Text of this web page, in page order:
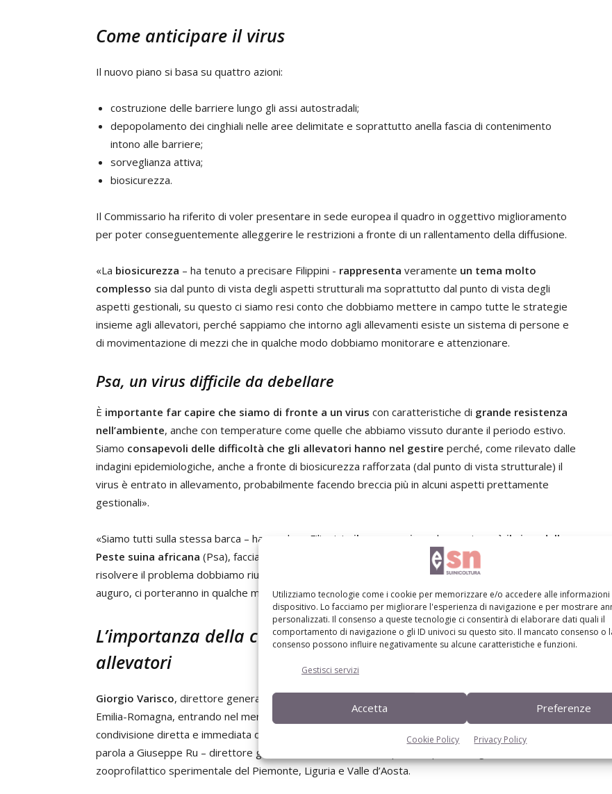
Utilizziamo tecnologie come i cookie per memorizzare e/o accedere alle informazioni
dispositivo. Lo facciamo per migliorare l'esperienza di navigazione e per mostrare
personalizzati. Il consenso a queste tecnologie ci consentirà di elaborare dati quali il
comportamento di navigazione o gli ID univoci su questo sito. Il mancato consenso o
consenso possono influire negativamente su alcune caratteristiche e funzioni.
Gestisci servizi
Accetta Preferenze
Cookie Policy Privacy Policy
Come anticipare il virus
Il nuovo piano si basa su quattro azioni:
costruzione delle barriere lungo gli assi autostradali;
depopolamento dei cinghiali nelle aree delimitate e soprattutto anella fascia di contenimento
intono alle barriere;
sorveglianza attiva;
biosicurezza.
Il Commissario ha riferito di voler presentare in sede europea il quadro in oggettivo miglioramento
per poter conseguentemente alleggerire le restrizioni a fronte di un rallentamento della diffusione.
«La biosicurezza – ha tenuto a precisare Filippini - rappresenta veramente un tema molto
complesso sia dal punto di vista degli aspetti strutturali ma soprattutto dal punto di vista degli
aspetti gestionali, su questo ci siamo resi conto che dobbiamo mettere in campo tutte le strategie
insieme agli allevatori, perché sappiamo che intorno agli allevamenti esiste un sistema di persone e
di movimentazione di mezzi che in qualche modo dobbiamo monitorare e attenzionare.
Psa, un virus difficile da debellare
È importante far capire che siamo di fronte a un virus con caratteristiche di grande resistenza
nell’ambiente, anche con temperature come quelle che abbiamo vissuto durante il periodo estivo.
Siamo consapevoli delle difficoltà che gli allevatori hanno nel gestire perché, come rilevato dalle
indagini epidemiologiche, anche a fronte di biosicurezza rafforzata (dal punto di vista strutturale) il
virus è entrato in allevamento, probabilmente facendo breccia più in alcuni aspetti prettamente
gestionali».
«Siamo tutti sulla stessa barca – ha concluso Filippini - il vero nemico e lo sappiamo è il virus della
Peste suina africana (Psa), facciamo di tutto per poterlo contrastare: ora lo stiamo rincorrendo, per
risolvere il problema dobbiamo riuscire ad anticiparlo mettendo in atto tutte quelle azioni che, me lo
auguro, ci porteranno in qualche modo a gestire in maniera diversa la Psa».
L’importanza della condivisione di aggiornamenti con gli
allevatori
Giorgio Varisco, direttore generale dell’Istituto Zooprofilattico sperimentale della Lombardia ed
Emilia-Romagna, entrando nel merito dell’incontro ha condiviso con il Commissario l’importanza di una
condivisione diretta e immediata degli aggiornamenti con il mondo allevatoriale e a tal fine ha dato la
parola a Giuseppe Ru – direttore generale della struttura complessa epidemiologia dell’Istituto
zooprofilattico sperimentale del Piemonte, Liguria e Valle d’Aosta.